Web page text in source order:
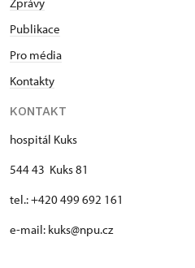
Publikace
Pro média
Kontakty
KONTAKT
hospitál Kuks
544 43 Kuks 81
tel.: +420 499 692 161
e-mail: kuks@npu.cz